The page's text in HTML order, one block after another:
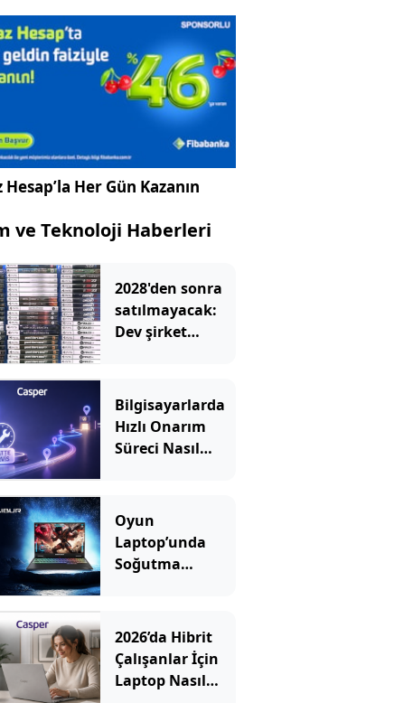
Hesap’la Her Gün Kazanın
ve Teknoloji Haberleri
2028'den sonra
satılmayacak:
Dev şirket
başladı
Bilgisayarlarda
Hızlı Onarım
Süreci Nasıl
Oyun
Laptop’unda
Soğutma
2026’da Hibrit
Çalışanlar İçin
Laptop Nasıl